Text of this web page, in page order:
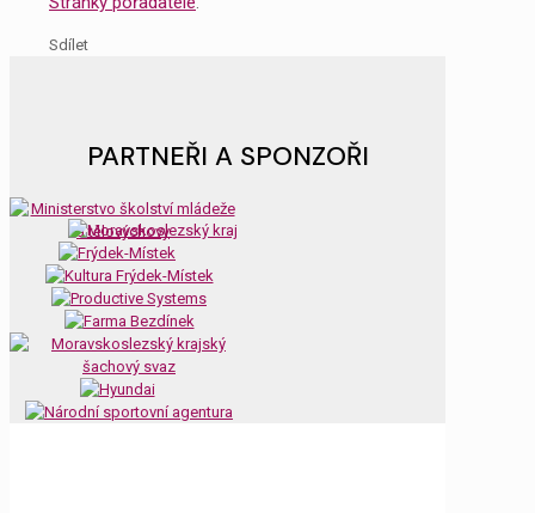
Sdílet
PARTNEŘI A SPONZOŘI